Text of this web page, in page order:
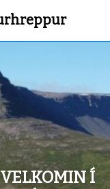
VELKOMIN Í